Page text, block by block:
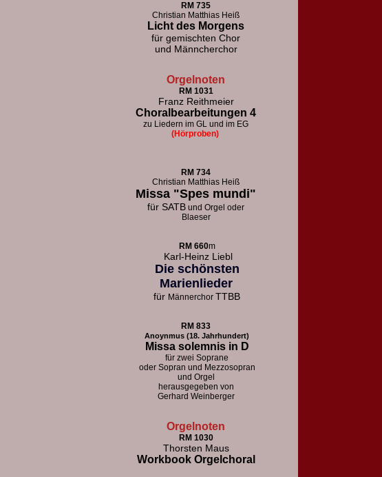
RM 735
Christian Matthias Heiß
Licht des Morgens
für gemischten Chor
und Männcherchor
Orgelnoten
RM 1031
Franz Reithmeier
Choralbearbeitungen 4
zu Liedern im GL und im EG
(Hörproben)
RM 734
Christian Matthias Heiß
Missa "Spes mundi"
für SATB und Orgel oder
Blaeser
RM 660m
Karl-Heinz Liebl
Die schönsten
Marienlieder
für Männerchor TTBB
RM 833
Anoynmus (18. Jahrhundert)
Missa solemnis in D
für zwei Soprane
oder Sopran und Mezzosopran
und Orgel
herausgegeben von
Gerhard Weinberger
Orgelnoten
RM 1030
Thorsten Maus
Workbook Orgelchoral